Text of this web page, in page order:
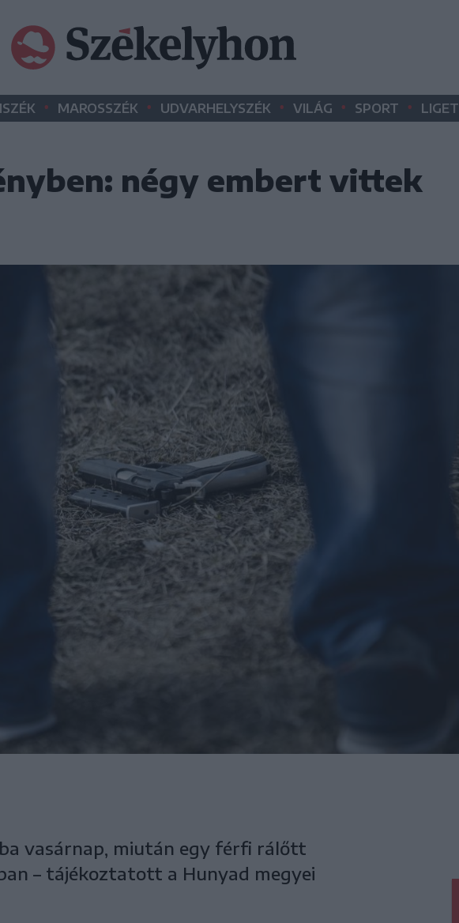
• MAROSSZÉK • UDVARHELYSZÉK • VILÁG • SPORT • LIGET
négy embert vittek
vasárnap, miután egy férfi rálőtt
– tájékoztatott a Hunyad megyei